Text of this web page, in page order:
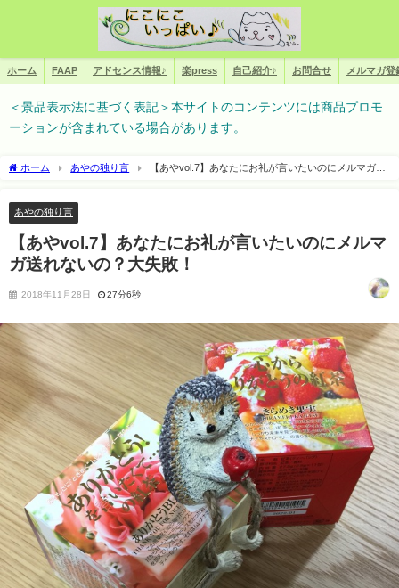
ホーム FAAP アドセンス情報♪ 楽press 自己紹介♪ お問合せ メルマガ登
＜景品表示法に基づく表記＞本サイトのコンテンツには商品プロモ
ーションが含まれている場合があります。
ホーム あやの独り言
【あやvol.7】あなたにお礼が言いたいのにメルマガ送
あやの独り言
【あやvol.7】あなたにお礼が言いたいのにメルマ
ガ送れないの？大失敗！
2018年11月28日 27分6秒